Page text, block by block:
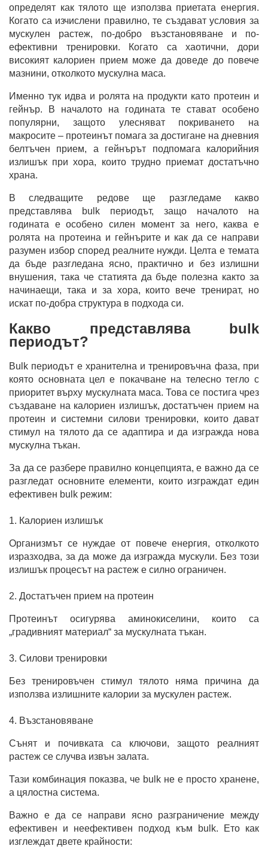
определят как тялото ще използва приетата енергия.
Когато са изчислени правилно, те създават условия за
мускулен растеж, по-добро възстановяване и по-
ефективни тренировки. Когато са хаотични, дори
високият калориен прием може да доведе до повече
мазнини, отколкото мускулна маса.
Именно тук идва и ролята на продукти като протеин и
гейнър. В началото на годината те стават особено
популярни, защото улесняват покриването на
макросите – протеинът помага за достигане на дневния
белтъчен прием, а гейнърът подпомага калорийния
излишък при хора, които трудно приемат достатъчно
храна.
В следващите редове ще разгледаме какво
представлява bulk периодът, защо началото на
годината е особено силен момент за него, каква е
ролята на протеина и гейнърите и как да се направи
разумен избор според реалните нужди. Целта е темата
да бъде разгледана ясно, практично и без излишни
внушения, така че статията да бъде полезна както за
начинаещи, така и за хора, които вече тренират, но
искат по-добра структура в подхода си.
Какво представлява bulk
периодът?
Bulk периодът е хранителна и тренировъчна фаза, при
която основната цел е покачване на телесно тегло с
приоритет върху мускулната маса. Това се постига чрез
създаване на калориен излишък, достатъчен прием на
протеин и системни силови тренировки, които дават
стимул на тялото да се адаптира и да изгражда нова
мускулна тъкан.
За да се разбере правилно концепцията, е важно да се
разгледат основните елементи, които изграждат един
ефективен bulk режим:
1. Калориен излишък
Организмът се нуждае от повече енергия, отколкото
изразходва, за да може да изгражда мускули. Без този
излишък процесът на растеж е силно ограничен.
2. Достатъчен прием на протеин
Протеинът осигурява аминокиселини, които са
„градивният материал“ за мускулната тъкан.
3. Силови тренировки
Без тренировъчен стимул тялото няма причина да
използва излишните калории за мускулен растеж.
4. Възстановяване
Сънят и почивката са ключови, защото реалният
растеж се случва извън залата.
Тази комбинация показва, че bulk не е просто хранене,
а цялостна система.
Важно е да се направи ясно разграничение между
ефективен и неефективен подход към bulk. Ето как
изглеждат двете крайности: